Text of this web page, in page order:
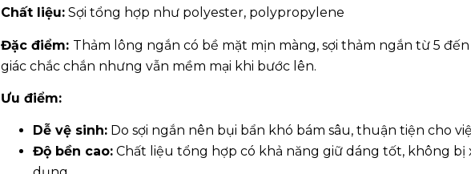
Chất liệu: Sợi tổng hợp như polyester, polypropylene
Đặc điểm: Thảm lông ngắn có bề mặt mịn màng, sợi thảm ngắn từ 5
giác chắc chắn nhưng vẫn mềm mại khi bước lên.
Ưu điểm:
Dễ vệ sinh: Do sợi ngắn nên bụi bẩn khó bám sâu, thuận tiện cho
Độ bền cao: Chất liệu tổng hợp có khả năng giữ dáng tốt, không bị